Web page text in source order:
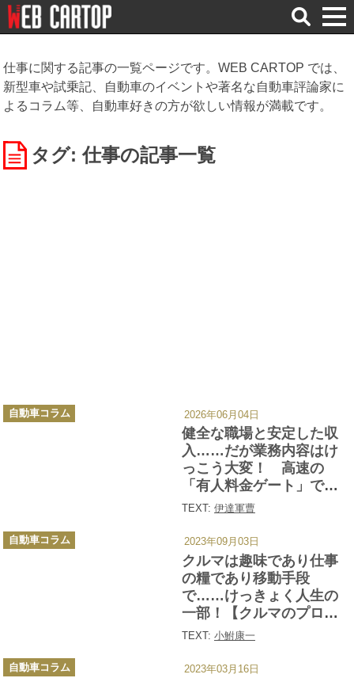
検
索
仕事に関する記事の一覧ページです。WEB CARTOP では、
新型車や試乗記、自動車のイベントや著名な自動車評論家に
よるコラム等、自動車好きの方が欲しい情報が満載です。
タグ: 仕事の記事一覧
健全な職場と安定した収
入……だが業務内容はけ
っこう大変！ 高速の
「有人料金ゲート」で働
くみなさまに敬礼!!
TEXT: 伊達軍曹
カ
テ
自動車コラム 2026年06月04日
クルマは趣味であり仕事
の糧であり移動手段
で……けっきょく人生の
一部！【クルマのプロに
聞く！ あなたにとって
一編】
TEXT: 小鮒康一
カ
テ
自動車コラム 2023年09月03日
カ
テ
自動車コラム 2023年03月16日